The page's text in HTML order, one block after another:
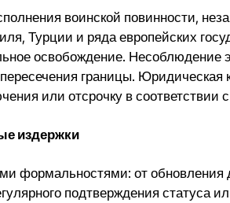
воинской повинности,
Турции и ряда европейских
освобождение. Несоблюдение
границы.
или отсрочку в соответствии
издержки
формальностями: от
подтверждения